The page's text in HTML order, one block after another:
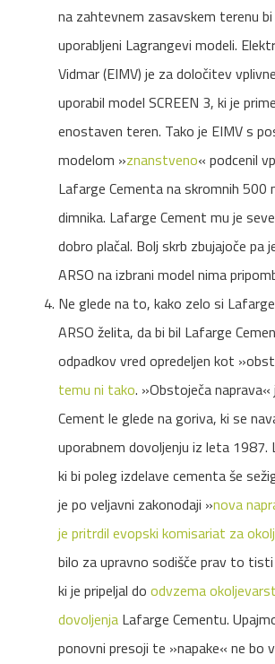
na zahtevnem zasavskem terenu
uporabljeni Lagrangevi modeli.
Vidmar (EIMV) je za določitev
uporabil model SCREEN 3, ki je
enostaven teren. Tako je EIMV s
modelom »znanstveno« podcenil
Lafarge Cementa na skromnih
dimnika. Lafarge Cement mu je
dobro plačal. Bolj skrb zbujajoče pa
ARSO na izbrani model nima
Ne glede na to, kako zelo si
ARSO želita, da bi bil Lafarge
odpadkov vred opredeljen kot
temu ni tako. »Obstoječa
Cement le glede na goriva, ki se
uporabnem dovoljenju iz leta 1987.
ki bi poleg izdelave cementa še
je po veljavni zakonodaji »nova
je pritrdil evopski komisariat za
bilo za upravno sodišče prav to
ki je pripeljal do odvzema
dovoljenja Lafarge Cementu.
ponovni presoji te »napake« ne bo